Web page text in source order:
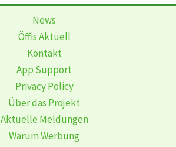
News
Öffis Aktuell
Kontakt
App Support
Privacy Policy
Über das Projekt
Aktuelle Meldungen
Warum Werbung